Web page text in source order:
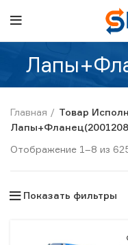
Главная
Товар
Отображение 1–8 из
Показать фильтры